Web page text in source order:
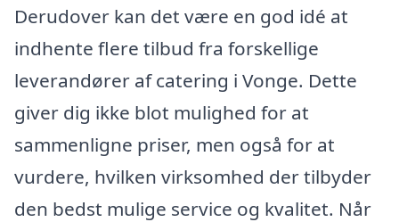
Derudover kan det være en god idé at
indhente flere tilbud fra forskellige
leverandører af catering i Vonge. Dette
giver dig ikke blot mulighed for at
sammenligne priser, men også for at
vurdere, hvilken virksomhed der tilbyder
den bedst mulige service og kvalitet. Når